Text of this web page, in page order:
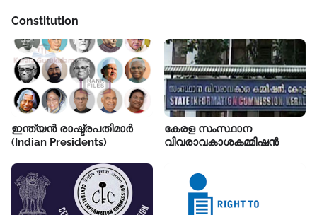
Constitution
ഇന്ത്യൻ രാഷ്ട്രപതിമാർ
(Indian Presidents)
കേരള സംസ്ഥാന
വിവരാവകാശകമ്മിഷൻ